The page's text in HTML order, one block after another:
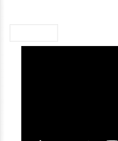
Search form